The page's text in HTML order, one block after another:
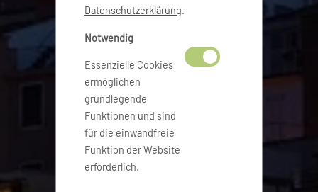
Datenschutzerklärung.
Notwendig
Essenzielle Cookies
ermöglichen
grundlegende
Funktionen und sind
für die einwandfreie
Funktion der Website
erforderlich.